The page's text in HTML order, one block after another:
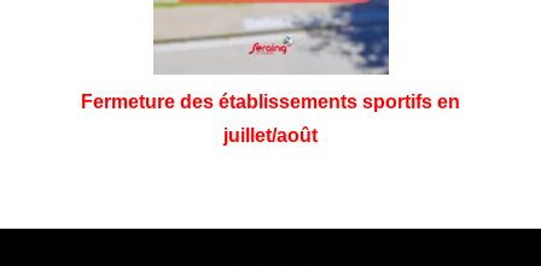
Fermeture des établissements sportifs en
juillet/août